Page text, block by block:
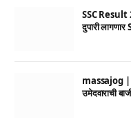
SSC Result
दुपारी
massajog |
उमेदवाराची